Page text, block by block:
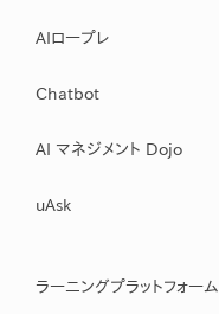
AIロープレ
Chatbot
AI マネジメント Dojo
uAsk
ラーニングプラットフォーム